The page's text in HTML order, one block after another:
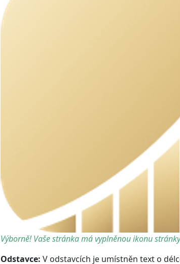
Výborně! Vaše stránka má vyplněnou ikonu
Odstavce: V odstavcích je umístněn text o